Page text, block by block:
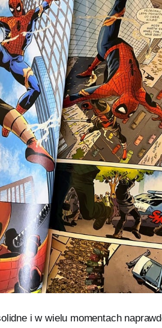
i w wielu momentach